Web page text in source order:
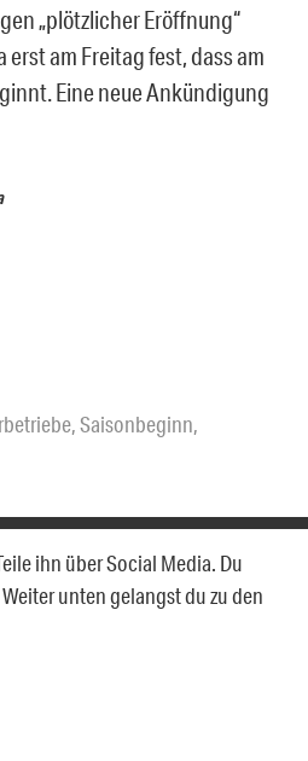
„plötzlicher Eröffnung“
erst am Freitag fest, dass am
Eine neue Ankündigung
,Saisonbeginn,
ihn über Social Media. Du
unten gelangst du zu den